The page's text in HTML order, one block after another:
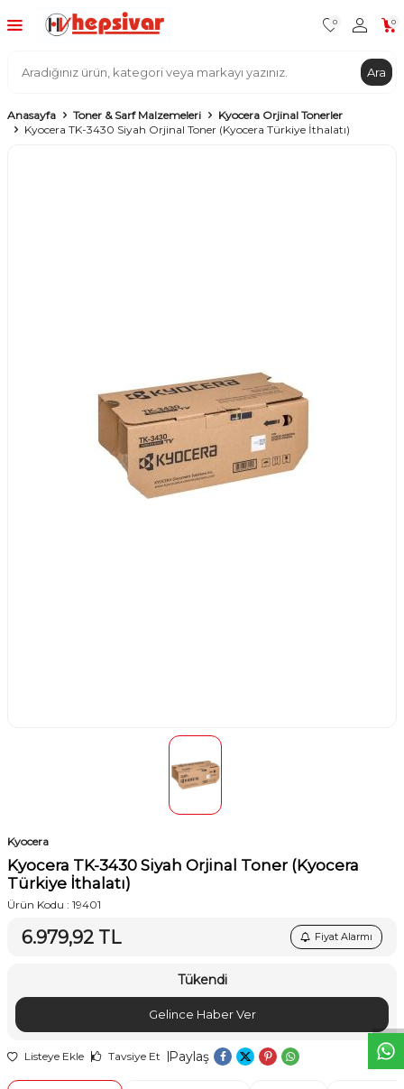
W
h
t
s
a
p
p
D
e
s
e
H
a
t
t
Ara
0 0
Anasayfa Toner & Sarf Malzemeleri
Kyocera Orjinal Tonerler
Kyocera TK-3430 Siyah Orjinal Toner (Kyocera Türkiye İthalatı)
Kyocera
Kyocera TK-3430 Siyah Orjinal Toner (Kyocera
Türkiye İthalatı)
Ürün Kodu : 19401
6.979,92 TL Fiyat Alarmı
Tükendi
Gelince Haber Ver
Listeye Ekle Tavsiye Et Paylaş